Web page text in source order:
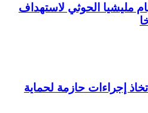
مليشيا الحوثي لاستهداف
إجراءات حازمة لحماية